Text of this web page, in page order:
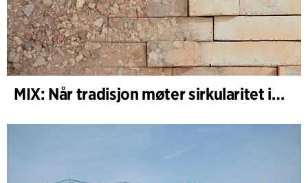
MIX: Når tradisjon møter sirkularitet i arkitekturen